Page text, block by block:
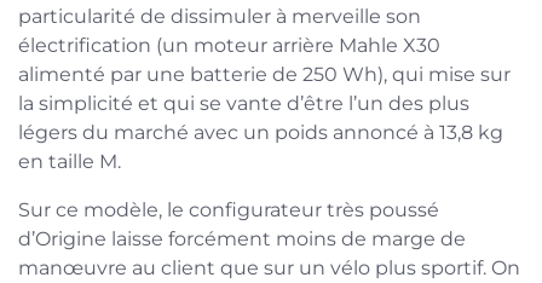
particularité de dissimuler à merveille son
électrification (un moteur arrière Mahle X30
alimenté par une batterie de 250 Wh), qui mise sur
la simplicité et qui se vante d’être l’un des plus
légers du marché avec un poids annoncé à 13,8 kg
en taille M.
Sur ce modèle, le configurateur très poussé
d’Origine laisse forcément moins de marge de
manœuvre au client que sur un vélo plus sportif. On